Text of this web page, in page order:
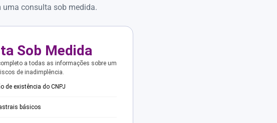
consulta sob medida.
Sob Medida
a todas as informações sobre um
de inadimplência.
de existência do CNPJ
básicos